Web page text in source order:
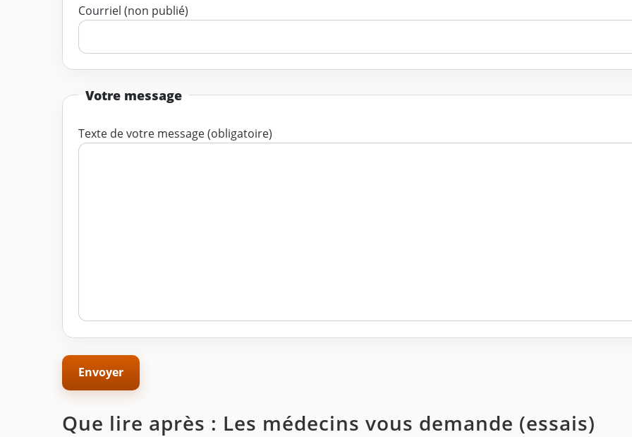
Courriel (non publié)
Votre message
Texte de votre message (obligatoire)
Que lire après : Les médecins vous demande (essais)